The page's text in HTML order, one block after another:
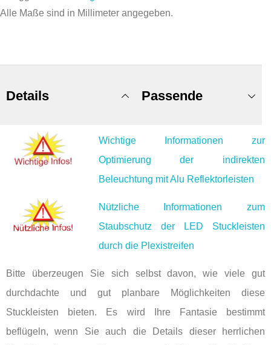
Alle Maße sind in Millimeter angegeben.
Details
Wichtige Informationen zur
Optimierung der indirekten
Beleuchtung mit Alu Reflektorleisten
Nützliche Informationen zum
Staubschutz der LED Stuckleisten
durch die Plexistreifen
Bitte überzeugen Sie sich selbst davon, wie viele gut
durchdachte und gut planbare Möglichkeiten diese
Stuckleisten bieten. Es wird Ihre Fantasie bestimmt
beflügeln, wenn Sie auch die Details dieser herrlichen
Passende
Produkte